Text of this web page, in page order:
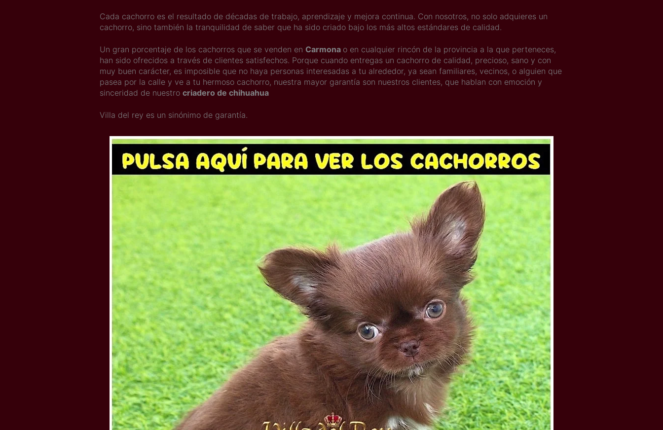
Cada cachorro es el resultado de décadas de trabajo, aprendizaje y mejora continua. Con nosotros, no solo adquieres un
cachorro, sino también la tranquilidad de saber que ha sido criado bajo los más altos estándares de calidad.
Un gran porcentaje de los cachorros que se venden en Carmona o en cualquier rincón de la provincia a la que perteneces,
han sido ofrecidos a través de clientes satisfechos. Porque cuando entregas un cachorro de calidad, precioso, sano y con
muy buen carácter, es imposible que no haya personas interesadas a tu alrededor, ya sean familiares, vecinos, o alguien que
pasea por la calle y ve a tu hermoso cachorro, nuestra mayor garantía son nuestros clientes, que hablan con emoción y
sinceridad de nuestro criadero de chihuahua
Villa del rey es un sinónimo de garantía.